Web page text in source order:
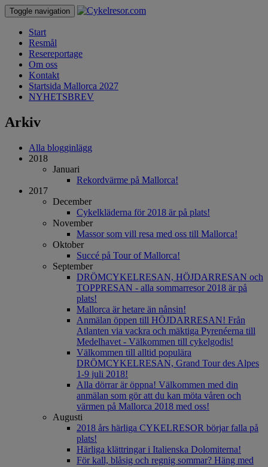
Toggle navigation
Start
Resmål
Resereportage
Om oss
Kontakt
Startsida Mallorca 2027
NYHETSBREV
Arkiv
Alla blogginlägg
2018
Januari
Rekordvärme på Mallorca!
2017
December
Cykelkläderna för 2018 är på plats!
November
Massor som vill resa med oss till Mallorca!
Oktober
Succé på Tour of Mallorca!
September
DRÖMCYKELRESAN, HÖJDARRESAN och
TOPPRESAN - alla sommarresor 2018 är på
plats!
Mallorca är hetare än nånsin!
Anmälan öppen till HÖJDARRESAN! Från
Atlanten via vackra och mäktiga Pyrenéerna till
Medelhavet - Välkommen till cykelgodis!
Välkommen till alltid populära
DRÖMCYKELRESAN, Grand Tour des Alpes
1-9 juli 2018!
Alla dörrar är öppna! Välkommen med din
anmälan som gör att du kan möta våren och
värmen på Mallorca 2018 med oss!
Augusti
2018 års härliga CYKELRESOR börjar falla på
plats!
Härliga klättringar i Italienska Dolomiterna!
För kall, blåsig och regnig sommar? Häng med